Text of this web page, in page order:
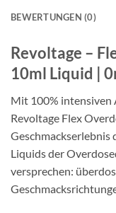
BEWERTUNGEN (0)
Revoltage –
10ml Liquid |
Mit 100% intensiven
Revoltage Flex
Geschmackserlebnis
Liquids der
versprechen: